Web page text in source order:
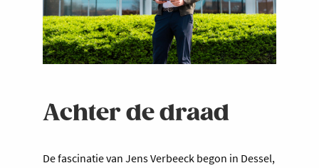
Achter de draad
De fascinatie van Jens Verbeeck begon in Dessel,